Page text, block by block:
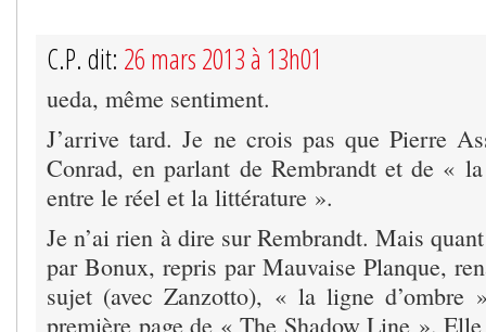
C.P. dit: 26 mars 2013 à 13h01
ueda, même sentiment.
J’arrive tard. Je ne crois pas que Pierre
Conrad, en parlant de Rembrandt et de «
entre le réel et la littérature ».
Je n’ai rien à dire sur Rembrandt. Mais
par Bonux, repris par Mauvaise Planque,
sujet (avec Zanzotto), « la ligne d’ombre
première page de « The Shadow Line ».